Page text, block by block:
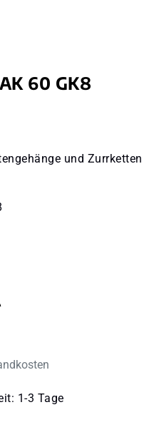
60 GK8
und Zurrketten
1-3 Tage